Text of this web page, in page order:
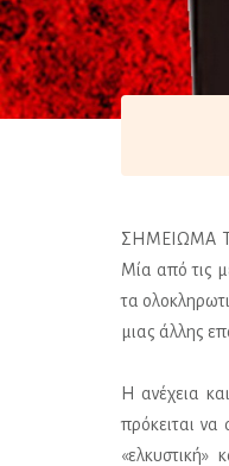
ΣΗΜΕΙΩΜΑ
Μία από τις
τα
μιας άλλης
Η ανέχεια
πρόκειται